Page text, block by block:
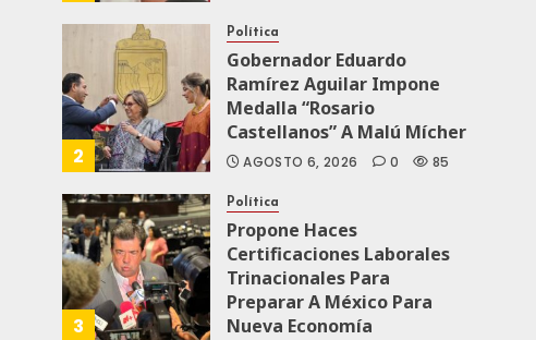
2
Política
Gobernador Eduardo
Ramírez Aguilar Impone
Medalla “Rosario
Castellanos” A Malú Mícher
AGOSTO 6, 2026 0 85
3
Política
Propone Haces
Certificaciones Laborales
Trinacionales Para
Preparar A México Para
Nueva Economía